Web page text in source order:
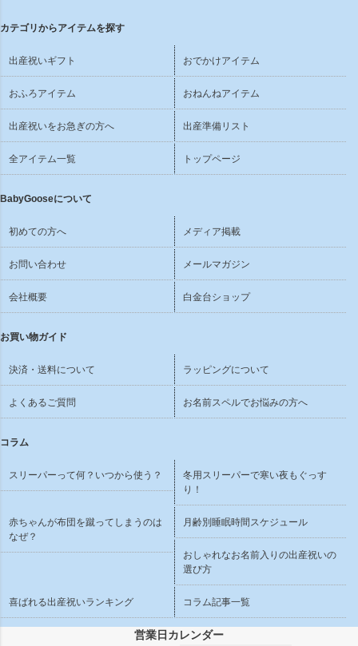
カテゴリからアイテムを探す
出産祝いギフト おでかけアイテム
おふろアイテム おねんねアイテム
出産祝いをお急ぎの方へ 出産準備リスト
全アイテム一覧 トップページ
BabyGooseについて
初めての方へ メディア掲載
お問い合わせ メールマガジン
会社概要 白金台ショップ
お買い物ガイド
決済・送料について ラッピングについて
よくあるご質問 お名前スペルでお悩みの方へ
コラム
スリーパーって何？いつから使う？
冬用スリーパーで寒い夜もぐっす
り！
赤ちゃんが布団を蹴ってしまうのは
なぜ？
月齢別睡眠時間スケジュール
おしゃれなお名前入りの出産祝いの
選び方
喜ばれる出産祝いランキング コラム記事一覧
営業日カレンダー